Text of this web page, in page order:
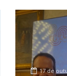
17 de